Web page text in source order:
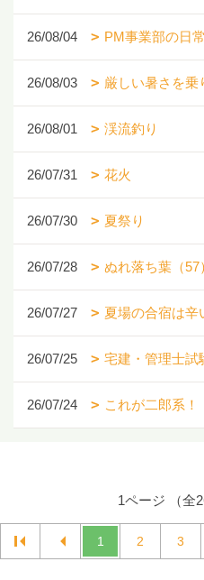
26/08/04 PM事業部の日常
26/08/03 厳しい暑さを乗
26/08/01 渓流釣り
26/07/31 花火
26/07/30 夏祭り
26/07/28 ぬれ落ち葉（57
26/07/27 夏場の合宿は辛
26/07/25 宅建・管理士試
26/07/24 これが二郎系！
1ページ （全
1 2 3